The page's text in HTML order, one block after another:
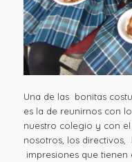
Una de las bonitas
es la de reunirnos con
nuestro colegio y con
nosotros, los directivos,
impresiones que